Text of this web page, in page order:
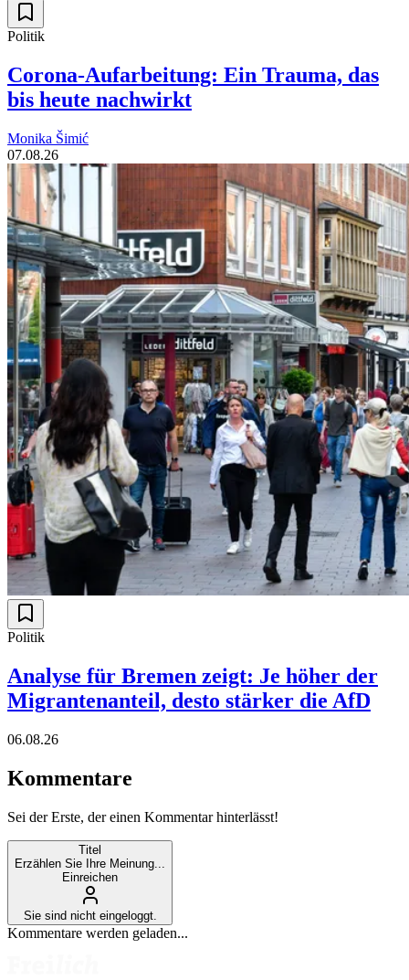
Politik
Corona-Aufarbeitung: Ein Trauma, das
bis heute nachwirkt
Monika Šimić
07.08.26
Politik
Analyse für Bremen zeigt: Je höher der
Migrantenanteil, desto stärker die AfD
06.08.26
Kommentare
Sei der Erste, der einen Kommentar hinterlässt!
Titel
Erzählen Sie Ihre Meinung...
Einreichen
Sie sind nicht eingeloggt.
Kommentare werden geladen...